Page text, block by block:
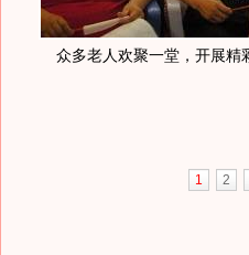
众多老人欢聚一堂，开展精
1 2